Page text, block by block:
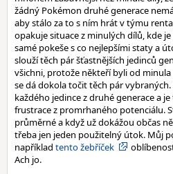
žádný Pokémon druhé generace
aby stálo za to s ním hrát v týmu
opakuje situace z minulých dílů, kde
samé pokeše s co nejlepšími staty a
slouží těch pár šťastnějších jedinců
všichni, protože někteří byli od minula
se dá dokola točit těch pár
každého jedince z druhé generace a
frustrace z promrhaného potenciálu.
průměrné a když už dokážou občas
třeba jen jeden použitelný útok. Můj
například tento žebříček
Ach jo.